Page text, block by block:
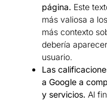
página. Este
más valiosa a
más contexto
debería
usuario.
Las
a Google a
y servicios. Al